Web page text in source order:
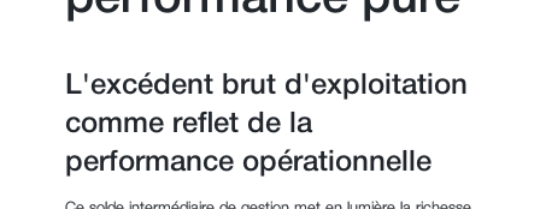
L'excédent brut d'exploitation
comme reflet de la
performance opérationnelle